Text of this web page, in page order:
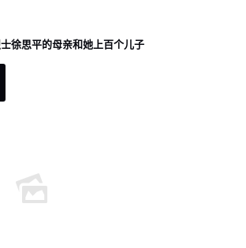
徐思平的母亲和她上百个儿子